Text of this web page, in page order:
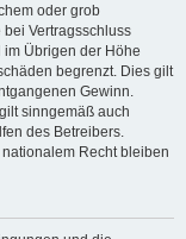
oder grob
Vertragsschluss
Übrigen der Höhe
begrenzt. Dies gilt
Gewinn.
sinngemäß auch
des Betreibers.
Recht bleiben